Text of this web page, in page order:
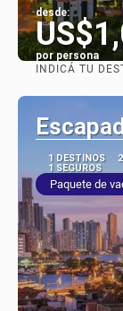
desde:
por persona
INDICÁ TU
1 DESTINOS
1 SEGUROS
Paquete de